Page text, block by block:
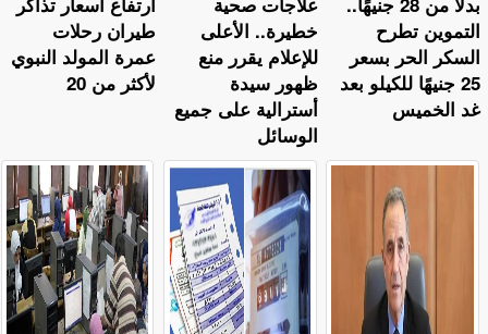
طيران رحلات
عمرة المولد النبوي
لأكثر من 20
خطيرة.. الأعلى
للإعلام يقرر منع
ظهور سيدة
أسترالية على جميع
الوسائل
التموين تطرح
السكر الحر بسعر
25 جنيهًا للكيلو بعد
غد الخميس